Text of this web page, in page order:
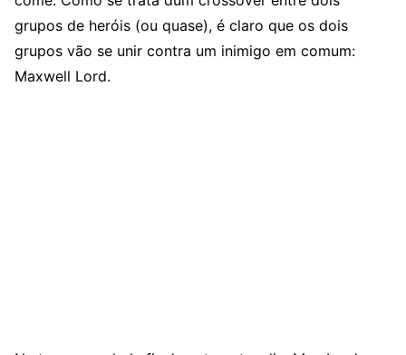
grupos de heróis (ou quase), é claro que os dois
grupos vão se unir contra um inimigo em comum:
Maxwell Lord.